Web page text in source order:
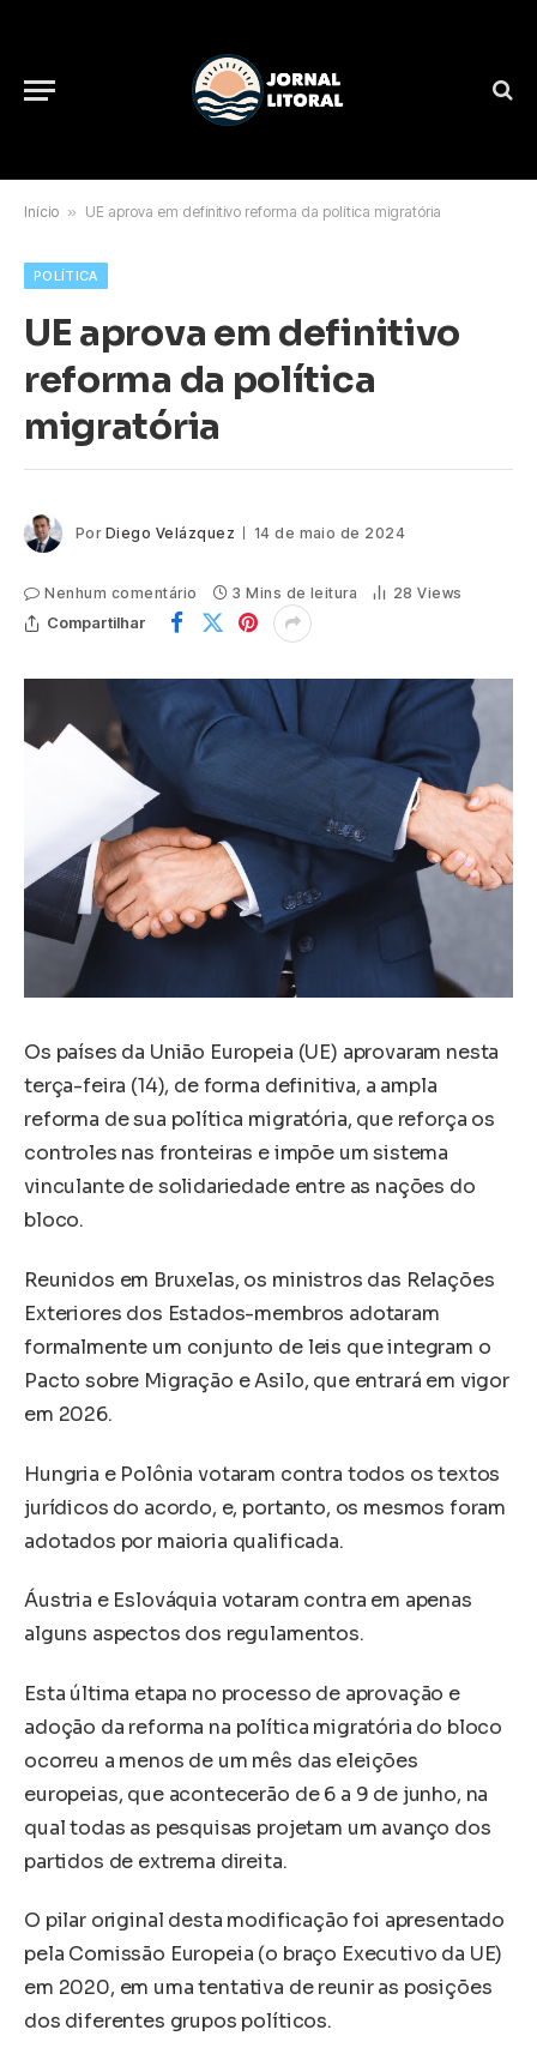
Início » UE aprova em definitivo reforma da política migratória
POLÍTICA
UE aprova em definitivo
reforma da política
migratória
Por Diego Velázquez 14 de maio de 2024
Nenhum comentário 3 Mins de leitura 28Views
Compartilhar
Os países da União Europeia (UE) aprovaram nesta
terça-feira (14), de forma definitiva, a ampla
reforma de sua política migratória, que reforça os
controles nas fronteiras e impõe um sistema
vinculante de solidariedade entre as nações do
bloco.
Reunidos em Bruxelas, os ministros das Relações
Exteriores dos Estados-membros adotaram
formalmente um conjunto de leis que integram o
Pacto sobre Migração e Asilo, que entrará em vigor
em 2026.
Hungria e Polônia votaram contra todos os textos
jurídicos do acordo, e, portanto, os mesmos foram
adotados por maioria qualificada.
Áustria e Eslováquia votaram contra em apenas
alguns aspectos dos regulamentos.
Esta última etapa no processo de aprovação e
adoção da reforma na política migratória do bloco
ocorreu a menos de um mês das eleições
europeias, que acontecerão de 6 a 9 de junho, na
qual todas as pesquisas projetam um avanço dos
partidos de extrema direita.
O pilar original desta modificação foi apresentado
pela Comissão Europeia (o braço Executivo da UE)
em 2020, em uma tentativa de reunir as posições
dos diferentes grupos políticos.